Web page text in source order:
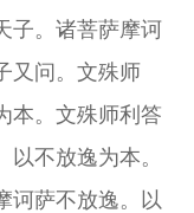
子。诸菩萨摩诃
又问。文殊师
本。文殊师利答
不放逸为本。
诃萨不放逸。以